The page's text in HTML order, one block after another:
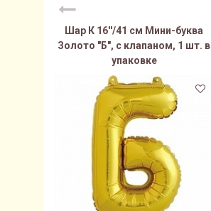
Шар К 16''/41 см Мини-буква
Золото "Б", с клапаном, 1 шт. в
упаковке